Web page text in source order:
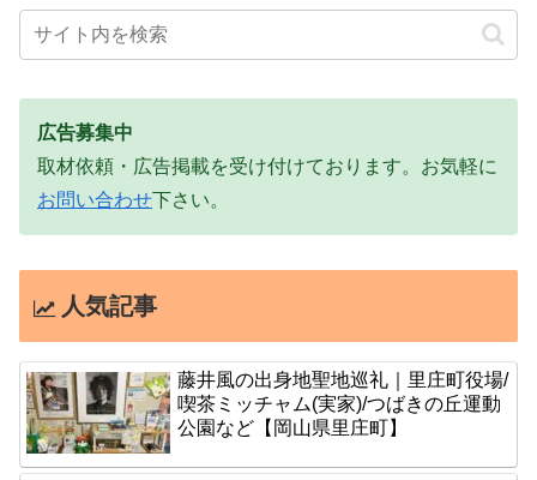
広告募集中
取材依頼・広告掲載を受け付けております。お気軽に
お問い合わせ下さい。
人気記事
藤井風の出身地聖地巡礼｜里庄町役場/
喫茶ミッチャム(実家)/つばきの丘運動
公園など【岡山県里庄町】